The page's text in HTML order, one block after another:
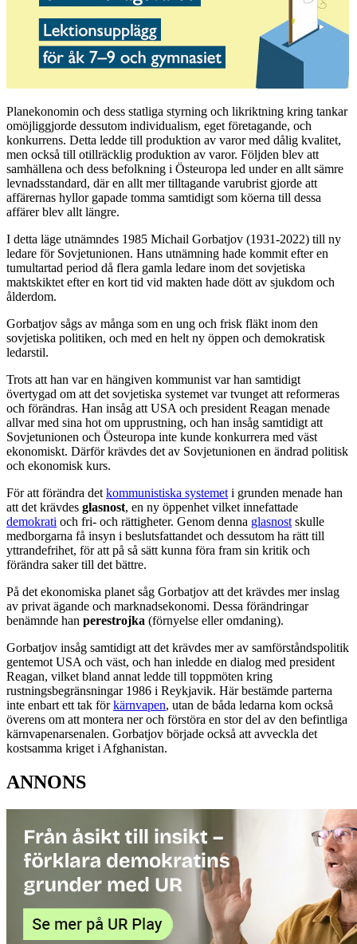
Planekonomin och dess statliga styrning och likriktning kring tankar
omöjliggjorde dessutom individualism, eget företagande, och
konkurrens. Detta ledde till produktion av varor med dålig kvalitet,
men också till otillräcklig produktion av varor. Följden blev att
samhällena och dess befolkning i Östeuropa led under en allt sämre
levnadsstandard, där en allt mer tilltagande varubrist gjorde att
affärernas hyllor gapade tomma samtidigt som köerna till dessa
affärer blev allt längre.
I detta läge utnämndes 1985 Michail Gorbatjov (1931-2022) till ny
ledare för Sovjetunionen. Hans utnämning hade kommit efter en
tumultartad period då flera gamla ledare inom det sovjetiska
maktskiktet efter en kort tid vid makten hade dött av sjukdom och
ålderdom.
Gorbatjov sågs av många som en ung och frisk fläkt inom den
sovjetiska politiken, och med en helt ny öppen och demokratisk
ledarstil.
Trots att han var en hängiven kommunist var han samtidigt
övertygad om att det sovjetiska systemet var tvunget att reformeras
och förändras. Han insåg att USA och president Reagan menade
allvar med sina hot om upprustning, och han insåg samtidigt att
Sovjetunionen och Östeuropa inte kunde konkurrera med väst
ekonomiskt. Därför krävdes det av Sovjetunionen en ändrad politisk
och ekonomisk kurs.
För att förändra det kommunistiska systemet i grunden menade han
att det krävdes glasnost, en ny öppenhet vilket innefattade
demokrati och fri- och rättigheter. Genom denna glasnost skulle
medborgarna få insyn i beslutsfattandet och dessutom ha rätt till
yttrandefrihet, för att på så sätt kunna föra fram sin kritik och
förändra saker till det bättre.
På det ekonomiska planet såg Gorbatjov att det krävdes mer inslag
av privat ägande och marknadsekonomi. Dessa förändringar
benämnde han perestrojka (förnyelse eller omdaning).
Gorbatjov insåg samtidigt att det krävdes mer av samförståndspolitik
gentemot USA och väst, och han inledde en dialog med president
Reagan, vilket bland annat ledde till toppmöten kring
rustningsbegränsningar 1986 i Reykjavik. Här bestämde parterna
inte enbart ett tak förkärnvapen, utan de båda ledarna kom också
överens om att montera ner och förstöra en stor del av den befintliga
kärnvapenarsenalen. Gorbatjov började också att avveckla det
kostsamma kriget i Afghanistan.
ANNONS